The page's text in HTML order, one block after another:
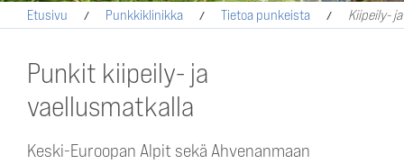
Etusivu Punkkiklinikka Tietoa punkeista Kiipeily-
Punkit kiipeily- ja
vaellusmatkalla
Keski-Euroopan Alpit sekä Ahvenanmaan